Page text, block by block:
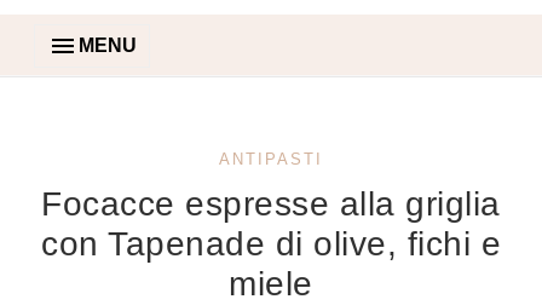
MENU
ANTIPASTI
Focacce espresse alla griglia
con Tapenade di olive, fichi e
miele